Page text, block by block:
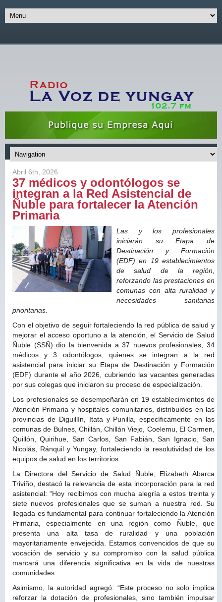
Abril 6th, 2026
37 médicos y odontólogos se
integran a la Red Asistencial de
Ñuble para fortalecer la Atención
Primaria
Las y los profesionales
iniciarán su Etapa de
Destinación y Formación
(EDF) en 19 establecimientos
de salud de la región,
reforzando las prestaciones en
comunas con alta ruralidad y
necesidades sanitarias
prioritarias.
Con el objetivo de seguir fortaleciendo la red pública de salud y
mejorar el acceso oportuno a la atención, el Servicio de Salud
Ñuble (SSÑ) dio la bienvenida a 37 nuevos profesionales, 34
médicos y 3 odontólogos, quienes se integran a la red
asistencial para iniciar su Etapa de Destinación y Formación
(EDF) durante el año 2026, cubriendo las vacantes generadas
por sus colegas que iniciaron su proceso de especialización.
Los profesionales se desempeñarán en 19 establecimientos de
Atención Primaria y hospitales comunitarios, distribuidos en las
provincias de Diguillín, Itata y Punilla, específicamente en las
comunas de Bulnes, Chillán, Chillán Viejo, Coelemu, El Carmen,
Quillón, Quirihue, San Carlos, San Fabián, San Ignacio, San
Nicolás, Ránquil y Yungay, fortaleciendo la resolutividad de los
equipos de salud en los territorios.
La Directora del Servicio de Salud Ñuble, Elizabeth Abarca
Triviño, destacó la relevancia de esta incorporación para la red
asistencial: “Hoy recibimos con mucha alegría a estos treinta y
siete nuevos profesionales que se suman a nuestra red. Su
llegada es fundamental para continuar fortaleciendo la Atención
Primaria, especialmente en una región como Ñuble, que
presenta una alta tasa de ruralidad y una población
mayoritariamente envejecida. Estamos convencidos de que su
vocación de servicio y su compromiso con la salud pública
marcará una diferencia significativa en la vida de nuestras
comunidades.
Asimismo, la autoridad agregó: “Este proceso no solo implica
reforzar la dotación de profesionales, sino también impulsar